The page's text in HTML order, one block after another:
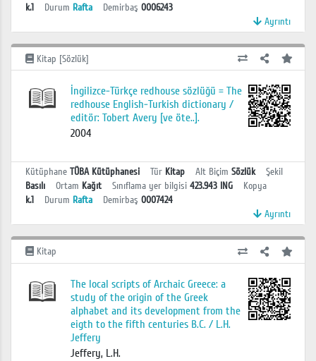
k.1
Durum Rafta Demirbaş 0006243
Ayrıntı
Kitap [Sözlük]
İngilizce-Türkçe redhouse sözlüğü = The
redhouse English-Turkish dictionary /
editör: Tobert Avery [ve öte..].
2004
Kütüphane TÜBA Kütüphanesi Tür Kitap Alt Biçim Sözlük
Şekil
Basılı
Ortam Kağıt Sınıflama yer bilgisi 423.943 ING
Kopya
k.1
Durum Rafta Demirbaş 0007424
Ayrıntı
Kitap
The local scripts of Archaic Greece: a
study of the origin of the Greek
alphabet and its development from the
eigth to the fifth centuries B.C. / L.H.
Jeffery
Jeffery, L.H.